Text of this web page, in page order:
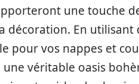
une touche
décoration. En
pour vos nappes et
véritable oasis